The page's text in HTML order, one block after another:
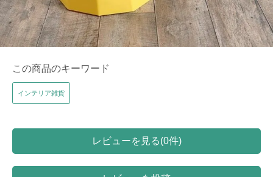
この商品のキーワード
インテリア雑貨
レビューを見る(0件)